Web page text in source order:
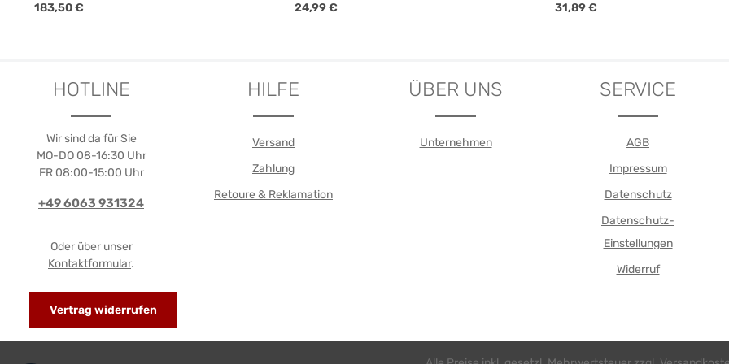
Regulärer Preis:
183,50 € Regulärer Preis:
24,99 € Regulärer Preis:
31,89 €
HOTLINE
Wir sind da für Sie
MO-DO 08-16:30 Uhr
FR 08:00-15:00 Uhr
+49 6063 931324
Oder über unser
Kontaktformular.
Vertrag widerrufen
HILFE
Versand
Zahlung
Retoure & Reklamation
ÜBER UNS
Unternehmen
SERVICE
AGB
Impressum
Datenschutz
Datenschutz-
Einstellungen
Widerruf